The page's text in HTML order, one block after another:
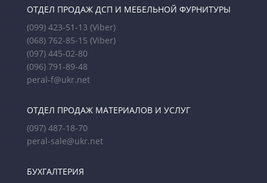
ОТДЕЛ ПРОДАЖ ДСП И МЕБЕЛЬНОЙ ФУРНИТУРЫ
(099) 423-51-13 (Viber)
(068) 762-85-15 (Viber)
(097) 445-02-80
(096) 791-89-48
peral-f@ukr.net
ОТДЕЛ ПРОДАЖ МАТЕРИАЛОВ И УСЛУГ
(097) 487-18-70
peral-sale@ukr.net
БУХГАЛТЕРИЯ